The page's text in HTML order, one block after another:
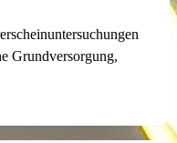
Grundversorgung,